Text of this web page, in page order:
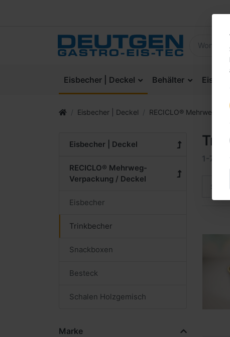
Eisbecher | Deckel Behälter Eislabor
Eisbecher | Deckel RECICLO® Mehrweg-
Eisbecher | Deckel
RECICLO® Mehrweg-
Verpackung / Deckel
Eisbecher
Trinkbecher
Snackboxen
Besteck
Schalen Holzgemisch
Marke
1-7